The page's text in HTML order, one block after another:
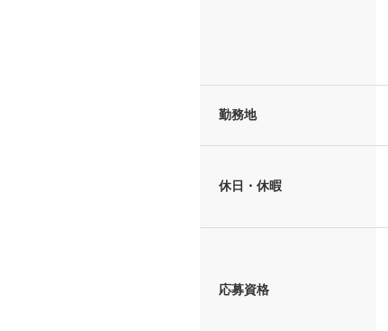
勤務地
休日・休暇
応募資格